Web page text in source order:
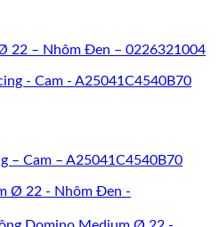
22 – Nhôm Đen – 0226321004
– Cam – A25041C4540B70